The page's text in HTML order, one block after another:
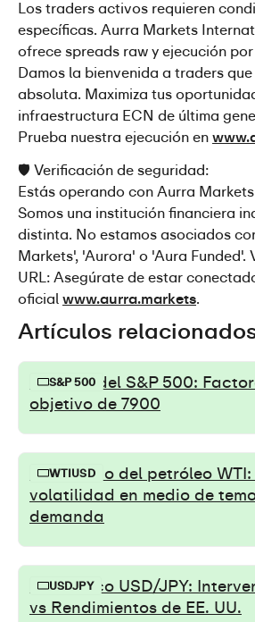
Los traders activos requieren
específicas. Aurra Markets
ofrece spreads raw y ejecución por
Damos la bienvenida a traders
absoluta. Maximiza tus
infraestructura ECN de última
Prueba nuestra ejecución en
🛡️ Verificación de seguridad:
Estás operando con Aurra
Somos una institución financiera
distinta. No estamos asociados
Markets', 'Aurora' o 'Aura Funded'.
URL: Asegúrate de estar
oficial www.aurra.markets.
Artículos
S&P 500
Ruptura del S&P 500:
objetivo de 7900
WTIUSD
Pronóstico del petróleo
volatilidad en medio de
demanda
USDJPY
Pronóstico USD/JPY:
vs Rendimientos de EE. UU.